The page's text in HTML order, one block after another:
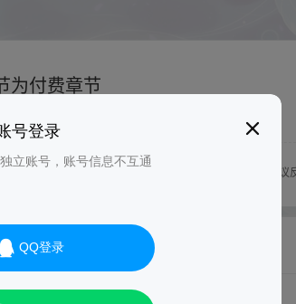
号登录
立账号，账号信息不互通
QQ登录